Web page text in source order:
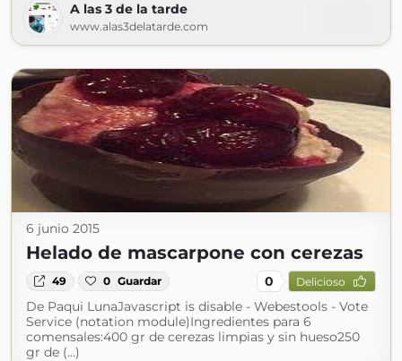
A las 3 de la tarde
www.alas3delatarde.com
6 junio 2015
Helado de mascarpone con cerezas
49 0 Guardar 0 Delicioso
De Paqui LunaJavascript is disable - Webestools - Vote
Service (notation module)Ingredientes para 6
comensales:400 gr de cerezas limpias y sin hueso250
gr de (...)